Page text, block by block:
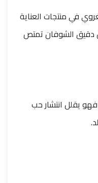
في منتجات العناية
دقيق الشوفان تمتص
يقلل انتشار حب